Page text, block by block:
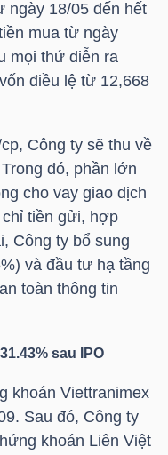
ngày 18/05 đến hết
mua từ ngày
mọi thứ diễn ra
điều lệ từ 12,668
Công ty sẽ thu về
đó, phần lớn
cho vay giao dịch
tiền gửi, hợp
Công ty bổ sung
và đầu tư hạ tầng
toàn thông tin
sau IPO
khoán Viettranimex
Sau đó, Công ty
khoán Liên Việt